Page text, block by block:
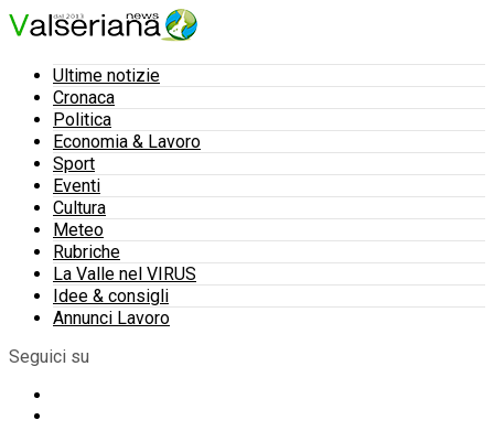
Ultime notizie
Cronaca
Politica
Economia & Lavoro
Sport
Eventi
Cultura
Meteo
Rubriche
La Valle nel VIRUS
Idee & consigli
Annunci Lavoro
Seguici su